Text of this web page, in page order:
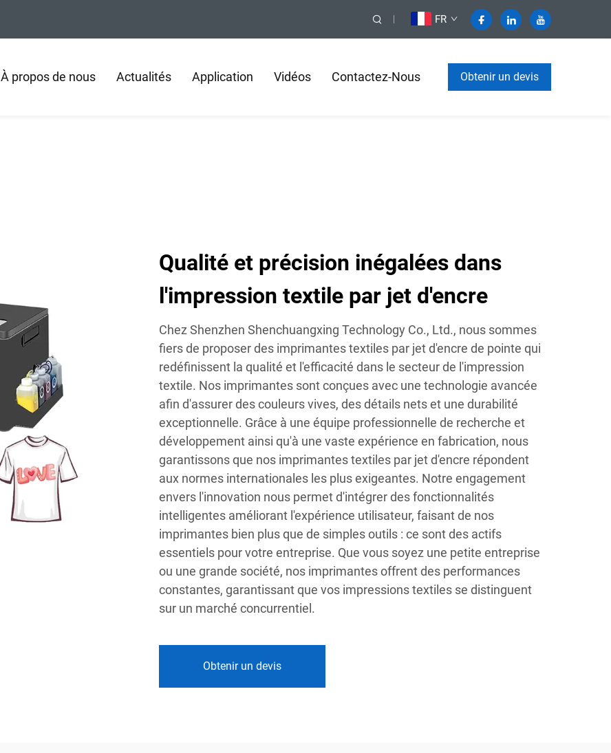
FR
À propos de nous Actualités Application Vidéos Contactez-Nous Obtenir un devis
Qualité et précision inégalées dans
l'impression textile par jet d'encre
Chez Shenzhen Shenchuangxing Technology Co., Ltd., nous sommes
fiers de proposer des imprimantes textiles par jet d'encre de pointe qui
redéfinissent la qualité et l'efficacité dans le secteur de l'impression
textile. Nos imprimantes sont conçues avec une technologie avancée
afin d'assurer des couleurs vives, des détails nets et une durabilité
exceptionnelle. Grâce à une équipe professionnelle de recherche et
développement ainsi qu'à une vaste expérience en fabrication, nous
garantissons que nos imprimantes textiles par jet d'encre répondent
aux normes internationales les plus exigeantes. Notre engagement
envers l'innovation nous permet d'intégrer des fonctionnalités
intelligentes améliorant l'expérience utilisateur, faisant de nos
imprimantes bien plus que de simples outils : ce sont des actifs
essentiels pour votre entreprise. Que vous soyez une petite entreprise
ou une grande société, nos imprimantes offrent des performances
constantes, garantissant que vos impressions textiles se distinguent
sur un marché concurrentiel.
Obtenir un devis